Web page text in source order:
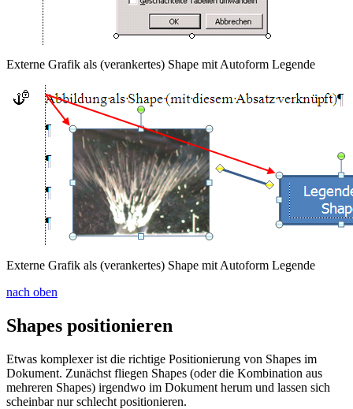
Externe Grafik als (verankertes) Shape mit Autoform Legende
Externe Grafik als (verankertes) Shape mit Autoform Legende
nach oben
Shapes positionieren
Etwas komplexer ist die richtige Positionierung von Shapes im
Dokument. Zunächst fliegen Shapes (oder die Kombination aus
mehreren Shapes) irgendwo im Dokument herum und lassen sich
scheinbar nur schlecht positionieren.